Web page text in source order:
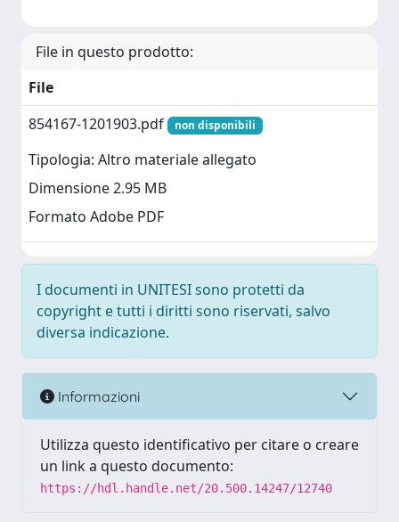
File in questo prodotto:
File
854167-1201903.pdf
non disponibili
Tipologia: Altro materiale allegato
Dimensione 2.95 MB
Formato Adobe PDF
I documenti in UNITESI sono protetti da
copyright e tutti i diritti sono riservati, salvo
diversa indicazione.
Informazioni
Utilizza questo identificativo per citare o creare
un link a questo documento:
https://hdl.handle.net/20.500.14247/12740